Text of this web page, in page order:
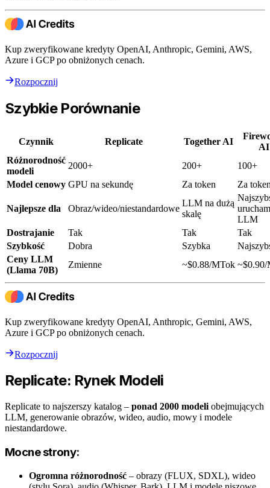
Kup zweryfikowane kredyty OpenAI, Anthropic, Gemini, AWS,
Azure i GCP po obniżonych cenach.
Rozpocznij
Szybkie Porównanie
Czynnik Replicate Together AI
AI
Różnorodność
modeli
2000+ 200+
100+
Model cenowy GPU na sekundę Za token Za
Najlepsze dla Obraz/wideo/niestandardowe
LLM na dużą
skalę
LLM
Dostrajanie
Tak Tak
Tak
Szybkość
Dobra Szybka
Ceny LLM
(Llama 70B)
Zmienne ~$0.88/MTok ~$0.90/
Kup zweryfikowane kredyty OpenAI, Anthropic, Gemini, AWS,
Azure i GCP po obniżonych cenach.
Rozpocznij
Replicate: Rynek Modeli
Replicate to najszerszy katalog – ponad 2000 modeli obejmujących
LLM, generowanie obrazów, wideo, audio, mowy i modele
niestandardowe.
Mocne strony:
Ogromna różnorodność – obrazy (FLUX, SDXL), wideo